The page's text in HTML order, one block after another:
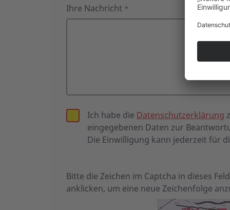
Ihre Nachricht *
Ich habe die Datenschutzerklärung
eingegebenen Daten zur
Die Einwilligung kann jederzeit für
Bitte die Zeichen im Captcha in dieses
anklicken, um eine neue Zeichenfolge